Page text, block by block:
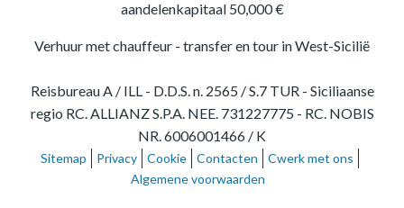
aandelenkapitaal 50,000 €
Verhuur met chauffeur - transfer en tour in West-Sicilië
Reisbureau A / ILL - D.D.S. n. 2565 / S.7 TUR - Siciliaanse
regio RC. ALLIANZ S.P.A. NEE. 731227775 - RC. NOBIS
NR. 6006001466 / K
Sitemap Privacy Cookie Contacten
Cwerk met ons
Algemene voorwaarden